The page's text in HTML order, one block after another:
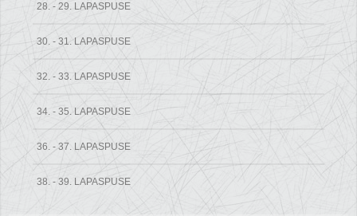
28. - 29. LAPASPUSE
30. - 31. LAPASPUSE
32. - 33. LAPASPUSE
34. - 35. LAPASPUSE
36. - 37. LAPASPUSE
38. - 39. LAPASPUSE